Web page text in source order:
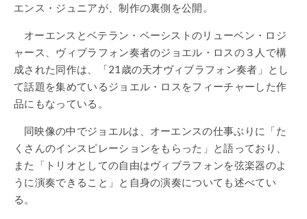
エンス・ジュニアが、制作の裏側を公開。
オーエンスとベテラン・ベーシストのリューベン・ロジ
ャース、ヴィブラフォン奏者のジョエル・ロスの３人で構
成された同作は、「21歳の天才ヴィブラフォン奏者」とし
て話題を集めているジョエル・ロスをフィーチャーした作
品にもなっている。
同映像の中でジョエルは、オーエンスの仕事ぶりに「た
くさんのインスピレーションをもらった」と語っており、
また「トリオとしての自由はヴィブラフォンを弦楽器のよ
うに演奏できること」と自身の演奏についても述べてい
る。